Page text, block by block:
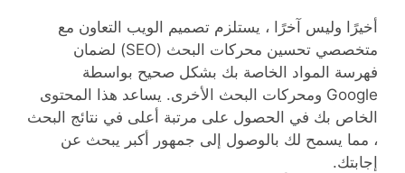
أخيرًا وليس آخرًا ، يستلزم تصميم الويب التعاون مع
متخصصي تحسين محركات البحث (SEO) لضمان
فهرسة المواد الخاصة بك بشكل صحيح بواسطة
Google ومحركات البحث الأخرى. يساعد هذا المحتوى
الخاص بك في الحصول على مرتبة أعلى في نتائج البحث
، مما يسمح لك بالوصول إلى جمهور أكبر يبحث عن
إجابتك.